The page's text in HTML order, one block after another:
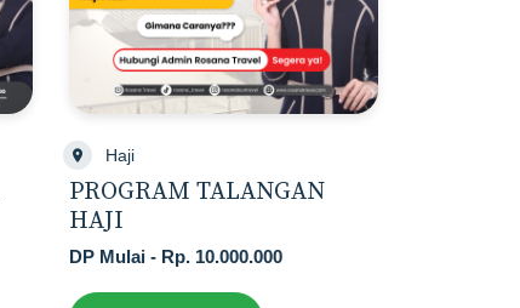
Haji
PROGRAM TALANGAN
HAJI
DP Mulai - Rp. 10.000.000